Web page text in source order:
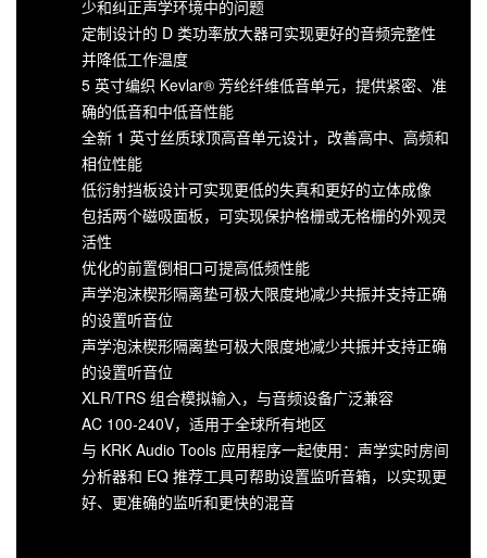
少和纠正声学环境中的问题
定制设计的 D 类功率放大器可实现更好的音频完整性
并降低工作温度
5 英寸编织 Kevlar® 芳纶纤维低音单元，提供紧密、准
确的低音和中低音性能
全新 1 英寸丝质球顶高音单元设计，改善高中、高频和
相位性能
低衍射挡板设计可实现更低的失真和更好的立体成像
包括两个磁吸面板，可实现保护格栅或无格栅的外观灵
活性
优化的前置倒相口可提高低频性能
声学泡沫楔形隔离垫可极大限度地减少共振并支持正确
的设置听音位
声学泡沫楔形隔离垫可极大限度地减少共振并支持正确
的设置听音位
XLR/TRS 组合模拟输入，与音频设备广泛兼容
AC 100-240V，适用于全球所有地区
与 KRK Audio Tools 应用程序一起使用：声学实时房间
分析器和 EQ 推荐工具可帮助设置监听音箱，以实现更
好、更准确的监听和更快的混音